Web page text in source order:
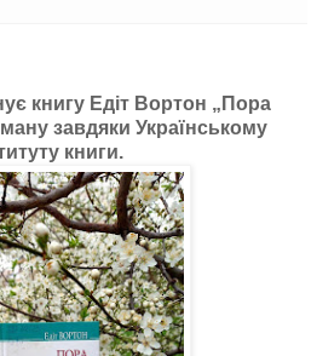
книгу Едіт Вортон „Пора
завдяки Українському
книги.